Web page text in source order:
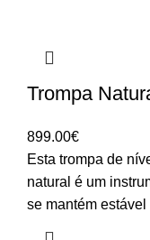
Trompa
899.00€
Esta trompa de
natural é um
se mantém